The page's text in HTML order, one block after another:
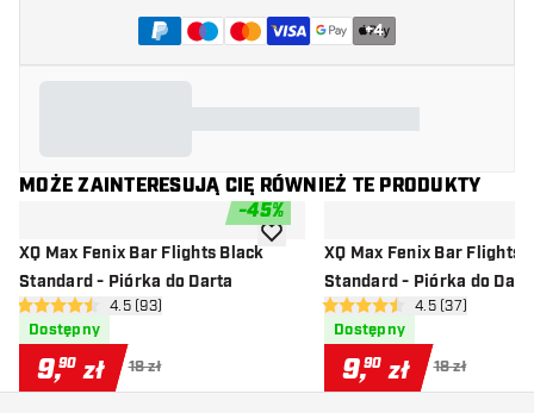
+4
MOŻE ZAINTERESUJĄ CIĘ RÓWNIEŻ TE PRODUKTY
-45%
XQ Max Fenix Bar Flights Black
Standard - Piórka do Darta
otwórz panel recenzji
4.5 gwiazdki oceny
4.5 (93)
Dostępny
9,90 zł 18 zł
dodaj do listy życzeń
XQ Max Fenix Bar Flights
Standard - Piórka do
otwórz panel
4.5 gwiazdki oceny
4.5 (37)
Dostępny
9,90 zł 18 zł